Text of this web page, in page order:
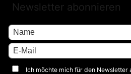
Newsletter abonnieren
Ich möchte mich für den Newsletter